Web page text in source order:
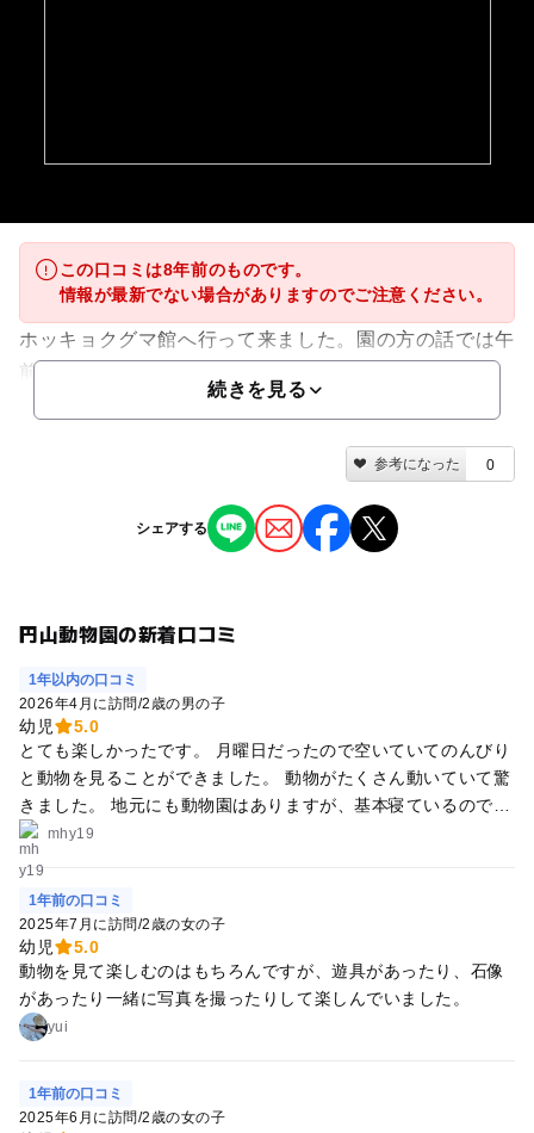
この口コミは8年前のものです。
情報が最新でない場合がありますのでご注意ください。
ホッキョクグマ館へ行って来ました。園の方の話では午
前中はプールで遊んでいることが多いそうです！
続きを見る
参考になった 0
シェアする
円山動物園の新着口コミ
1年以内の口コミ
2026年4月に訪問/2歳の男の子
幼児
5.0
とても楽しかったです。 月曜日だったので空いていてのんびり
と動物を見ることができました。 動物がたくさん動いていて驚
きました。 地元にも動物園はありますが、基本寝ているので…
特に、カワウソや虎が目の前で泳いだり歩いたりしているのが
みれて子どもよりも大人が興奮してしまいました。 猿山の近く
の休憩スペースには、子どもが靴を脱いで遊ぶところがあった
ので、大人がちゃんと休憩できて助かりました。 園内はとても
広いのでたくさん歩きます。
mhy19
1年前の口コミ
2025年7月に訪問/2歳の女の子
幼児
5.0
動物を見て楽しむのはもちろんですが、遊具があったり、石像
があったり一緒に写真を撮ったりして楽しんでいました。
yui
1年前の口コミ
2025年6月に訪問/2歳の女の子